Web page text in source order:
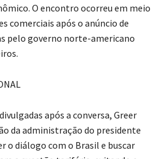
O encontro ocorreu em meio
comerciais após o anúncio de
pelo governo norte-americano
após a conversa, Greer
da administração do presidente
o diálogo com o Brasil e buscar